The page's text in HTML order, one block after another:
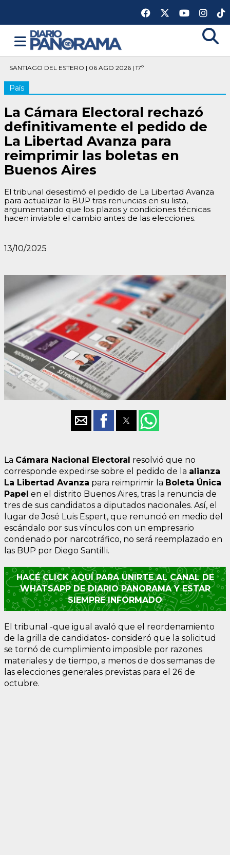
SANTIAGO DEL ESTERO | 06 AGO 2026 | 17º
País
La Cámara Electoral rechazó
definitivamente el pedido de
La Libertad Avanza para
reimprimir las boletas en
Buenos Aires
El tribunal desestimó el pedido de La Libertad Avanza
para actualizar la BUP tras renuncias en su lista,
argumentando que los plazos y condiciones técnicas
hacen inviable el cambio antes de las elecciones.
13/10/2025
La Cámara Nacional Electoral resolvió que no
corresponde expedirse sobre el pedido de la alianza
La Libertad Avanza para reimprimir la Boleta Única
Papel en el distrito Buenos Aires, tras la renuncia de
tres de sus candidatos a diputados nacionales. Así, el
lugar de José Luis Espert, que renunció en medio del
escándalo por sus vínculos con un empresario
condenado por narcotráfico, no será reemplazado en
las BUP por Diego Santilli.
HACÉ CLICK AQUÍ PARA UNIRTE AL CANAL DE
WHATSAPP DE DIARIO PANORAMA Y ESTAR
SIEMPRE INFORMADO
El tribunal -que igual avaló que el reordenamiento
de la grilla de candidatos- consideró que la solicitud
se tornó de cumplimiento imposible por razones
materiales y de tiempo, a menos de dos semanas de
las elecciones generales previstas para el 26 de
octubre.